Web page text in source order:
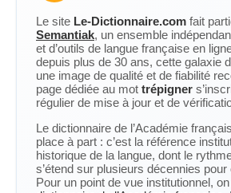
Le site Le-Dictionnaire.com fait
Semantiak, un ensemble
et d’outils de langue française en
depuis plus de 30 ans, cette galaxie
une image de qualité et de fiabilité
page dédiée au mot trépigner
régulier de mise à jour et de
Le dictionnaire de l’Académie
place à part : c’est la référence
historique de la langue, dont le
s’étend sur plusieurs décennies pour
Pour un point de vue institutionnel,